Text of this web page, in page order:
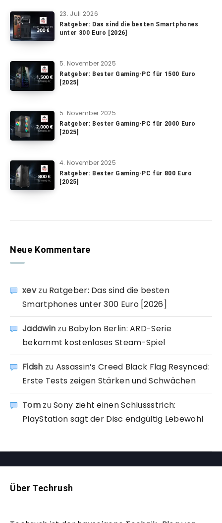
23. Juli 2026
Ratgeber: Das sind die besten Smartphones
unter 300 Euro [2026]
5. November 2025
Ratgeber: Bester Gaming-PC für 1500 Euro
[2025]
5. November 2025
Ratgeber: Bester Gaming-PC für 2000 Euro
[2025]
4. November 2025
Ratgeber: Bester Gaming-PC für 800 Euro
[2025]
Neue Kommentare
xevzu Ratgeber: Das sind die besten
Smartphones unter 300 Euro [2026]
Jadawin zu Babylon Berlin: ARD-Serie
bekommt kostenloses Steam-Spiel
Fidsh zu Assassin’s Creed Black Flag Resynced:
Erste Tests zeigen Stärken und Schwächen
TomzuSony zieht einen Schlussstrich:
PlayStation sagt der Disc endgültig Lebewohl
Über Techrush